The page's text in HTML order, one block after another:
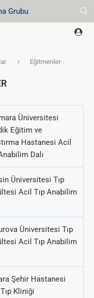
Eğitmenler
Üniversitesi
Eğitim ve
Hastanesi Acil
Dalı
Üniversitesi Tıp
Acil Tıp Anabilim
Üniversitesi Tıp
Acil Tıp Anabilim
Şehir Hastanesi
Kliniği